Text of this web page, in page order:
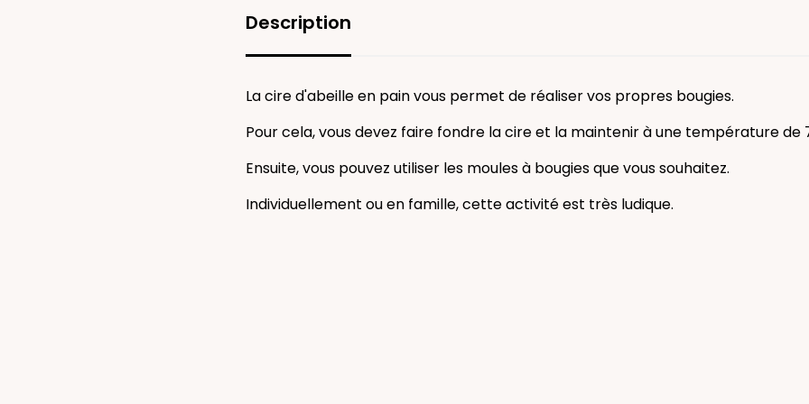
Description
La cire d'abeille en pain vous permet de réaliser vos propres bougies.
Pour cela, vous devez faire fondre la cire et la maintenir à une température de
Ensuite, vous pouvez utiliser les moules à bougies que vous souhaitez.
Individuellement ou en famille, cette activité est très ludique.